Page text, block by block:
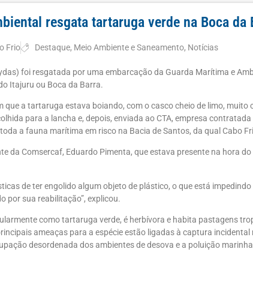
resgata tartaruga verde na Boca da
Frio Destaque, Meio Ambiente e Saneamento, Notícias
foi resgatada por uma embarcação da Guarda Marítima e
Itajuru ou Boca da Barra.
que a tartaruga estava boiando, com o casco cheio de limo, muito
para a lancha e, depois, enviada ao CTA, empresa
a fauna marítima em risco na Bacia de Santos, da qual Cabo
da Comsercaf, Eduardo Pimenta, que estava presente na hora
de ter engolido algum objeto de plástico, o que está impedindo
por sua reabilitação”, explicou.
como tartaruga verde, é herbívora e habita pastagens
ameaças para a espécie estão ligadas à captura incidental
desordenada dos ambientes de desova e a poluição